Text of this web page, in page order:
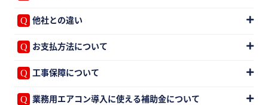
他社との違い
お支払方法について
工事保障について
業務用エアコン導入に使える補助金について